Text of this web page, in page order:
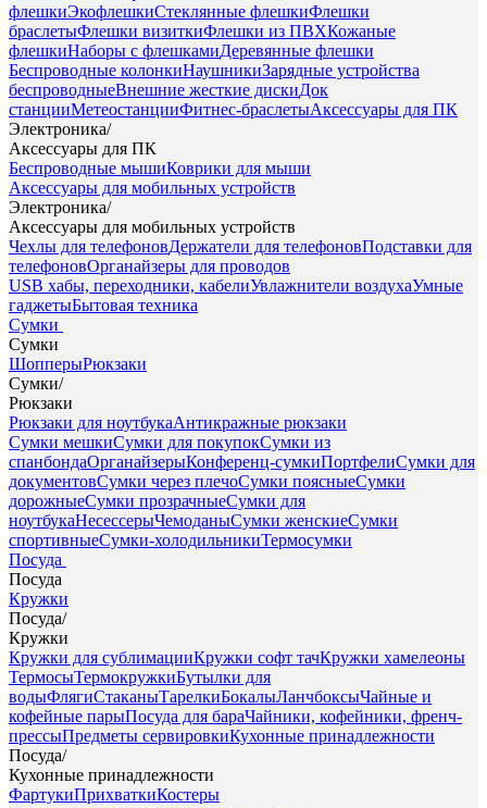
флешкиЭкофлешкиСтеклянные флешкиФлешки
браслетыФлешки визиткиФлешки из ПВХКожаные
флешкиНаборы с флешкамиДеревянные флешки
Беспроводные колонкиНаушникиЗарядные устройства
беспроводныеВнешние жесткие дискиДок
станцииМетеостанцииФитнес-браслетыАксессуары для ПК
Электроника/
Аксессуары для ПК
Беспроводные мышиКоврики для мыши
Аксессуары для мобильных устройств
Электроника/
Аксессуары для мобильных устройств
Чехлы для телефоновДержатели для телефоновПодставки для
телефоновОрганайзеры для проводов
USB хабы, переходники, кабелиУвлажнители воздухаУмные
гаджетыБытовая техника
Сумки
Сумки
ШопперыРюкзаки
Сумки/
Рюкзаки
Рюкзаки для ноутбукаАнтикражные рюкзаки
Сумки мешкиСумки для покупокСумки из
спанбондаОрганайзерыКонференц-сумкиПортфелиСумки для
документовСумки через плечоСумки поясныеСумки
дорожныеСумки прозрачныеСумки для
ноутбукаНесессерыЧемоданыСумки женскиеСумки
спортивныеСумки-холодильникиТермосумки
Посуда
Посуда
Кружки
Посуда/
Кружки
Кружки для сублимацииКружки софт тачКружки хамелеоны
ТермосыТермокружкиБутылки для
водыФлягиСтаканыТарелкиБокалыЛанчбоксыЧайные и
кофейные парыПосуда для бараЧайники, кофейники, френч-
прессыПредметы сервировкиКухонные принадлежности
Посуда/
Кухонные принадлежности
ФартукиПрихваткиКостеры